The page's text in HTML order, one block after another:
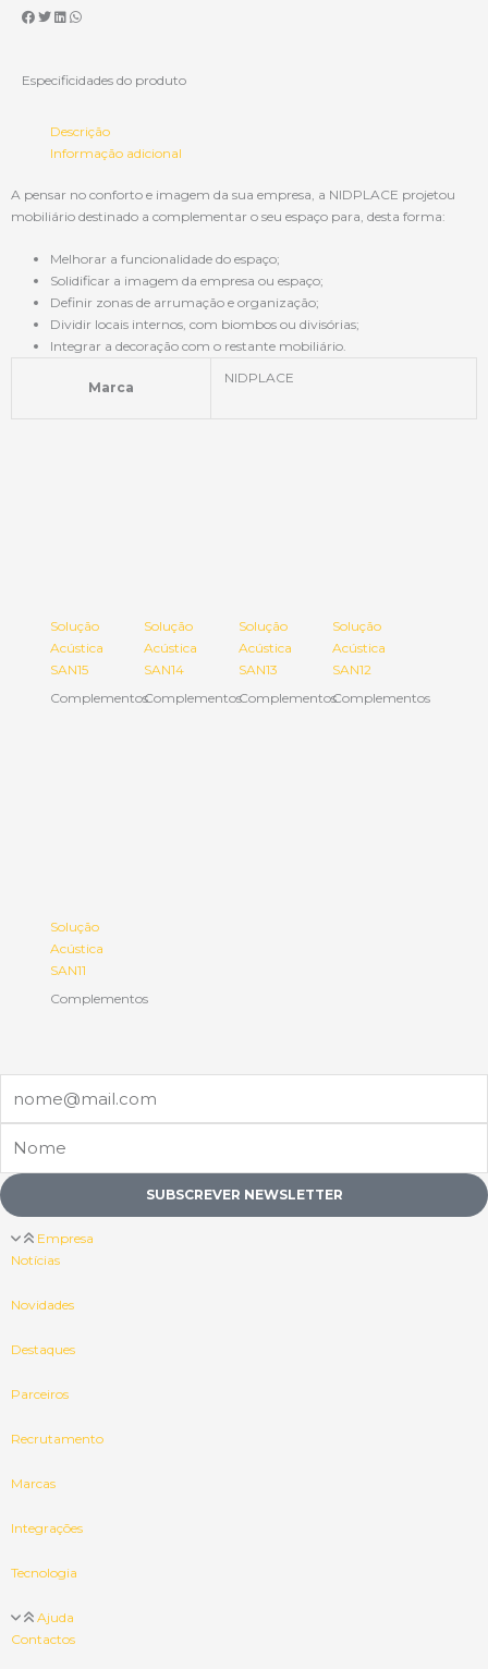
Especificidades do produto
Descrição
Informação adicional
A pensar no conforto e imagem da sua empresa, a NIDPLACE projetou
mobiliário destinado a complementar o seu espaço para, desta forma:
Melhorar a funcionalidade do espaço;
Solidificar a imagem da empresa ou espaço;
Definir zonas de arrumação e organização;
Dividir locais internos, com biombos ou divisórias;
Integrar a decoração com o restante mobiliário.
Marca
NIDPLACE
Solução
Acústica
SAN15
Complementos
Solução
Acústica
SAN14
Complementos
Solução
Acústica
SAN13
Complementos
Solução
Acústica
SAN12
Complementos
Solução
Acústica
SAN11
Complementos
SUBSCREVER NEWSLETTER
Empresa
Notícias
Novidades
Destaques
Parceiros
Recrutamento
Marcas
Integrações
Tecnologia
Ajuda
Contactos